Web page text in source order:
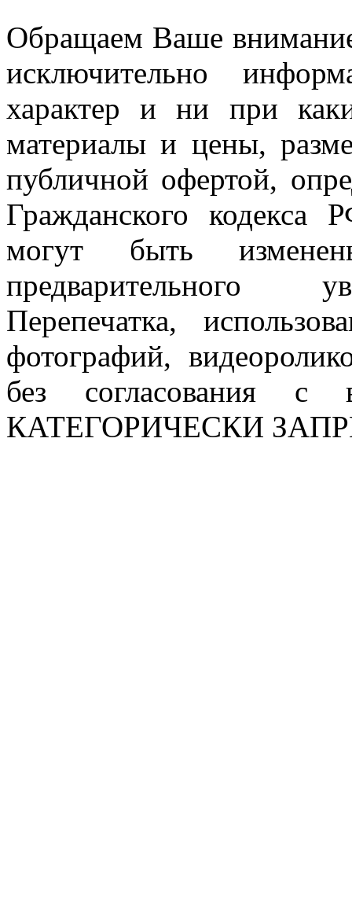
Обращаем Ваше
исключительно
характер и ни при
материалы и цены,
публичной офертой,
Гражданского
могут быть
предварительного
Перепечатка,
фотографий,
без согласования с
КАТЕГОРИЧЕСКИ